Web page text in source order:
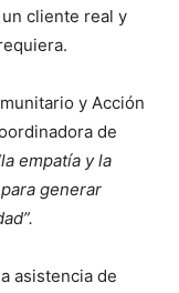
cliente real y
y Acción
de
empatía y la
generar
asistencia de